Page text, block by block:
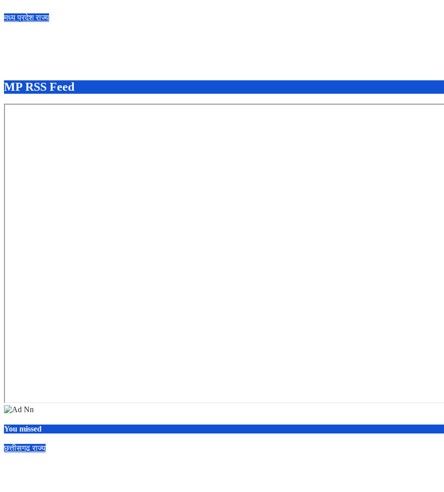
मध्य प्रदेशराज्य
MP RSS Feed
You missed
छत्तीसगढ़राज्य